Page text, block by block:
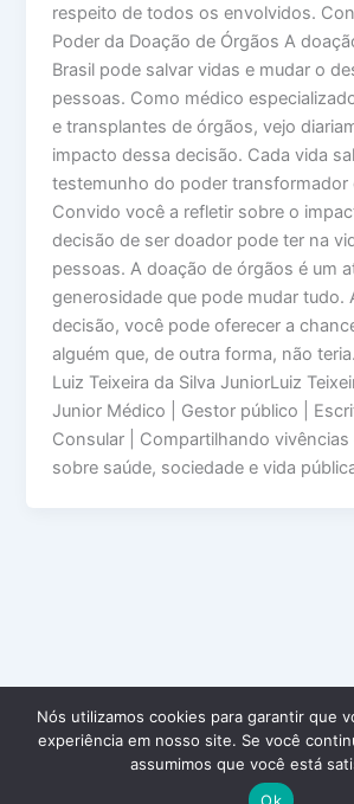
respeito de todos os envolvidos.
Poder da Doação de Órgãos A
Brasil pode salvar vidas e mudar o
pessoas. Como médico
e transplantes de órgãos, vejo
impacto dessa decisão. Cada vida
testemunho do poder transformador
Convido você a refletir sobre o
decisão de ser doador pode ter na
pessoas. A doação de órgãos é um
generosidade que pode mudar tudo.
decisão, você pode oferecer a
alguém que, de outra forma, não
Luiz Teixeira da Silva JuniorLuiz
Junior Médico | Gestor público |
Consular | Compartilhando vivências
sobre saúde, sociedade e vida
Nós utilizamos cookies para garantir que
experiência em nosso site. Se você
assumimos que você está
Ok